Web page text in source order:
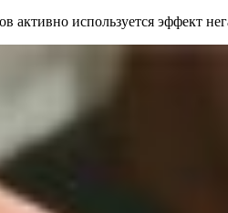
активно используется эффект